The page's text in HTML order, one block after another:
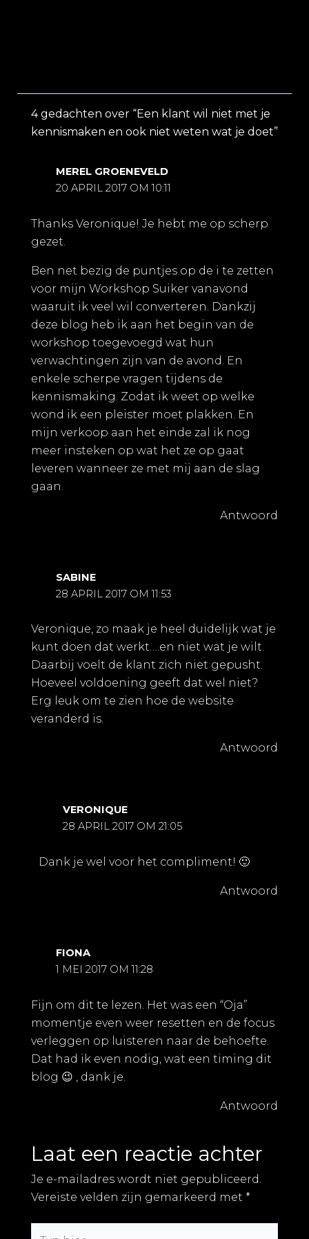
4 gedachten over “Een klant wil niet met je
kennismaken en ook niet weten wat je doet”
MEREL GROENEVELD
20 APRIL 2017 OM 10:11
Thanks Veronique! Je hebt me op scherp
gezet.
Ben net bezig de puntjes op de i te zetten
voor mijn Workshop Suiker vanavond
waaruit ik veel wil converteren. Dankzij
deze blog heb ik aan het begin van de
workshop toegevoegd wat hun
verwachtingen zijn van de avond. En
enkele scherpe vragen tijdens de
kennismaking. Zodat ik weet op welke
wond ik een pleister moet plakken. En
mijn verkoop aan het einde zal ik nog
meer insteken op wat het ze op gaat
leveren wanneer ze met mij aan de slag
gaan.
Antwoord
SABINE
28 APRIL 2017 OM 11:53
Veronique, zo maak je heel duidelijk wat je
kunt doen dat werkt….en niet wat je wilt.
Daarbij voelt de klant zich niet gepusht.
Hoeveel voldoening geeft dat wel niet?
Erg leuk om te zien hoe de website
veranderd is.
Antwoord
VERONIQUE
28 APRIL 2017 OM 21:05
Dank je wel voor het compliment! 🙂
Antwoord
FIONA
1 MEI 2017 OM 11:28
Fijn om dit te lezen. Het was een “Oja”
momentje even weer resetten en de focus
verleggen op luisteren naar de behoefte.
Dat had ik even nodig, wat een timing dit
blog 😉 , dank je.
Antwoord
Laat een reactie achter
Je e-mailadres wordt niet gepubliceerd.
Vereiste velden zijn gemarkeerd met *